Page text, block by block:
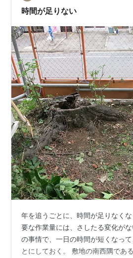
時間が足りない
年を追うごとに、時間が足りなく
要な作業量には、さしたる変化が
の事情で、一日の時間が短くなっ
とにしておく。 敷地の南西隅であ